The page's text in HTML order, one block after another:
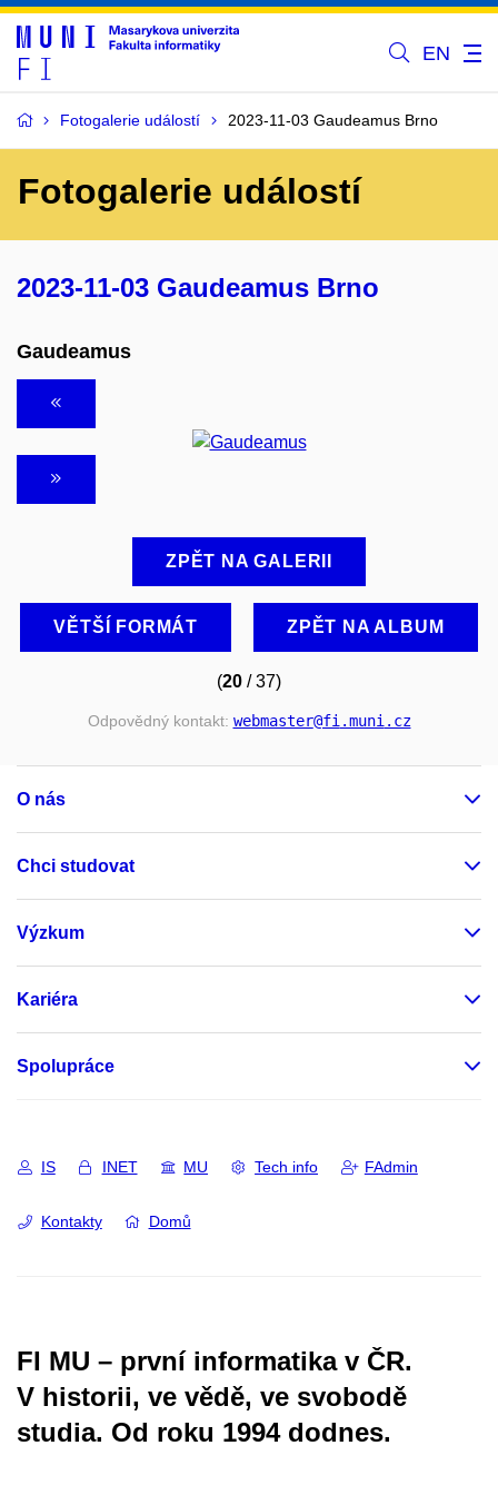
EN
Fotogalerie událostí 2023-11-03 Gaudeamus Brno
Fotogalerie událostí
2023-11-03 Gaudeamus Brno
Gaudeamus
ZPĚT NA GALERII
VĚTŠÍ FORMÁT ZPĚT NA ALBUM
(20 / 37)
Odpovědný kontakt: webmaster@fi.muni.cz
O nás
Chci studovat
Výzkum
Kariéra
Spolupráce
IS INET MU Tech info FAdmin
Kontakty Domů
FI MU – první informatika v ČR.
V historii, ve vědě, ve svobodě
studia. Od roku 1994 dodnes.